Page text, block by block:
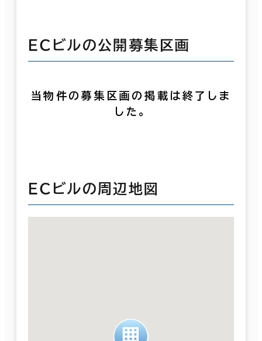
ＥＣビルの公開募集区画
当物件の募集区画の掲載は終了しま
した。
ＥＣビルの周辺地図